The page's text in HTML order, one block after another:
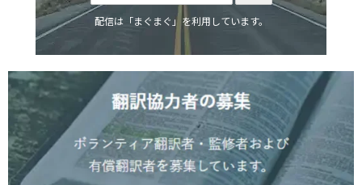
配信は「まぐまぐ」を利用しています。